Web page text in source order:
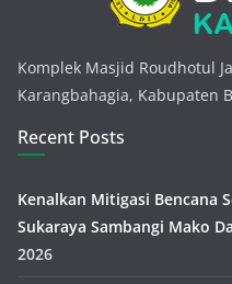
Komplek Masjid Roudhotul
Karangbahagia, Kabupaten
Recent Posts
Kenalkan Mitigasi Bencana
Sukaraya Sambangi Mako
2026